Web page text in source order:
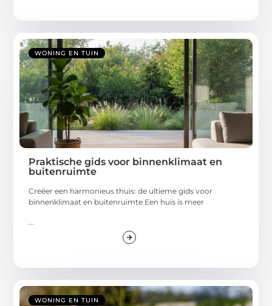
WONING EN TUIN
Praktische gids voor binnenklimaat en
buitenruimte
Creëer een harmonieus thuis: de ultieme gids voor
binnenklimaat en buitenruimte Een huis is meer
WONING EN TUIN